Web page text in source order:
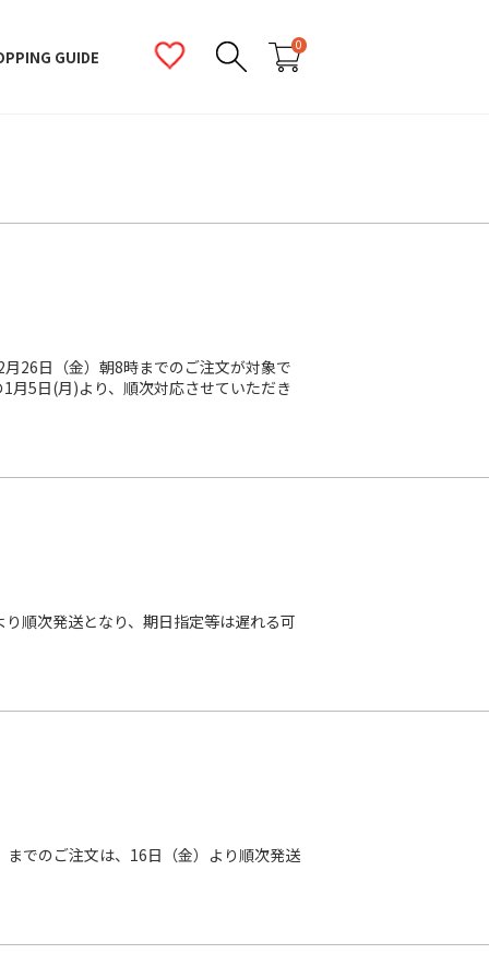
GUIDE
0
26日（金）朝8時までのご注文が対象で
月5日(月)より、順次対応させていただき
順次発送となり、期日指定等は遅れる可
でのご注文は、16日（金）より順次発送